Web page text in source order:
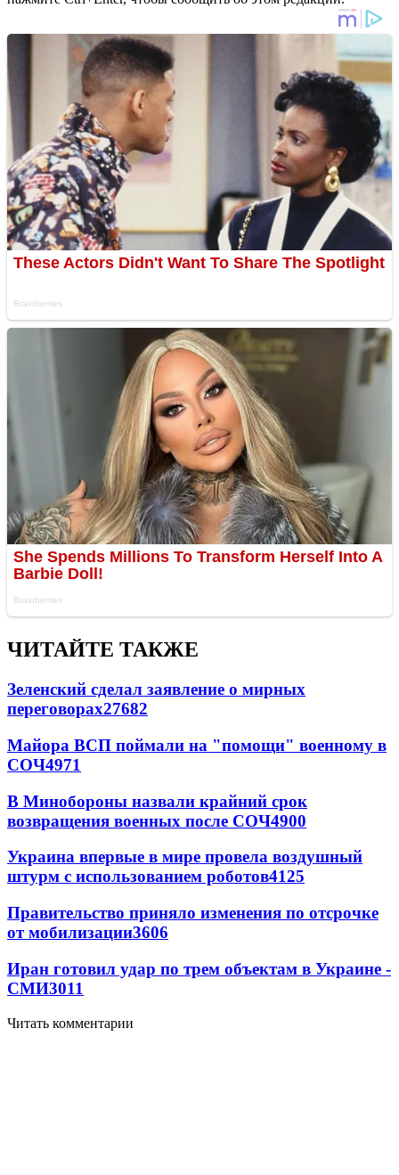
ЧИТАЙТЕ ТАКЖЕ
Зеленский сделал заявление о мирных
переговорах27682
Майора ВСП поймали на "помощи" военному в
СОЧ4971
В Минобороны назвали крайний срок
возвращения военных после СОЧ4900
Украина впервые в мире провела воздушный
штурм с использованием роботов4125
Правительство приняло изменения по отсрочке
от мобилизации3606
Иран готовил удар по трем объектам в Украине -
СМИ3011
Читать комментарии